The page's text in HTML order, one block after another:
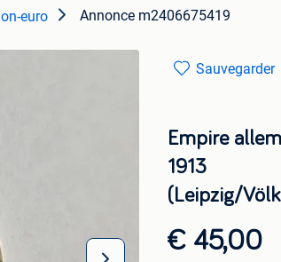
euro Annonce m2406675419
Sauvegarder
Empire
1913
(Leipzig/
€ 45,00